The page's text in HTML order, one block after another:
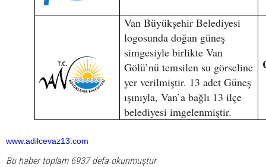
Van Büyükşehir Belediyesi
logosunda doğan güneş
simgesiyle birlikte Van
Gölü’nü temsilen su görseline
yer verilmiştir. 13 adet Güneş
ışınıyla, Van’a bağlı 13 ilçe
belediyesi imgelenmiştir.
www.adilcevaz13.com
Bu haber toplam 6937 defa okunmuştur